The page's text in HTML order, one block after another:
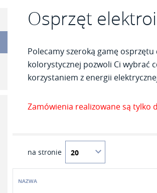
Osprzęt
Polecamy szeroką gamę
kolorystycznej pozwoli Ci wybrać
korzystaniem z energii
Zamówienia realizowane są tylko
na stronie
NAZWA